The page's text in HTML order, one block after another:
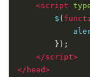
<script
        $
(
});
</script>
</head>